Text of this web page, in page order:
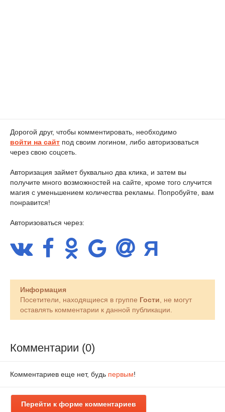
Дорогой друг, чтобы комментировать, необходимо
войти на сайт под своим логином, либо авторизоваться
через свою соцсеть.
Авторизация займет буквально два клика, и затем вы
получите много возможностей на сайте, кроме того случится
магия с уменьшением количества рекламы. Попробуйте, вам
понравится!
Авторизоваться через:
Информация
Посетители, находящиеся в группе Гости , не могут
оставлять комментарии к данной публикации.
Комментарии (0)
Комментариев еще нет, будь первым!
Перейти к форме комментариев